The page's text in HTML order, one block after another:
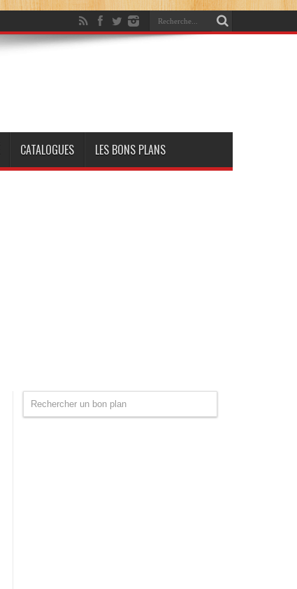
CATALOGUES LES BONS PLANS